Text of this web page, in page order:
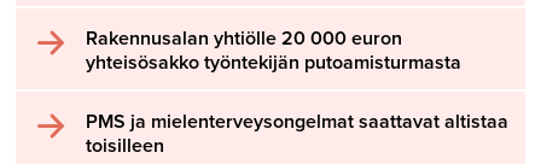
Rakennusalan yhtiölle 20 000 euron
yhteisösakko työntekijän putoamisturmasta
PMS ja mielenterveysongelmat saattavat altistaa
toisilleen